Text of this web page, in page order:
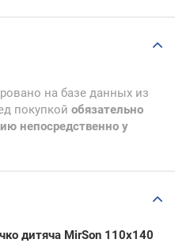
на базе данных из
покупкой обязательно
непосредственно у
дитяча MirSon 110x140